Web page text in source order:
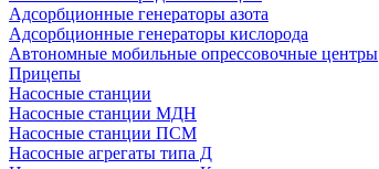
Адсорбционные генераторы азота
Адсорбционные генераторы кислорода
Автономные мобильные опрессовочные центры
Прицепы
Насосные станции
Насосные станции МДН
Насосные станции ПСМ
Насосные агрегаты типа Д